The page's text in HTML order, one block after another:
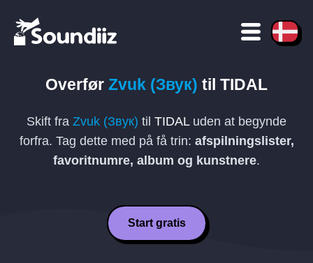
Overfør Zvuk (Звук) til TIDAL
Skift fra Zvuk (Звук) til TIDALuden at begynde
forfra. Tag dette med på få trin: afspilningslister,
favoritnumre, album og kunstnere.
Start gratis